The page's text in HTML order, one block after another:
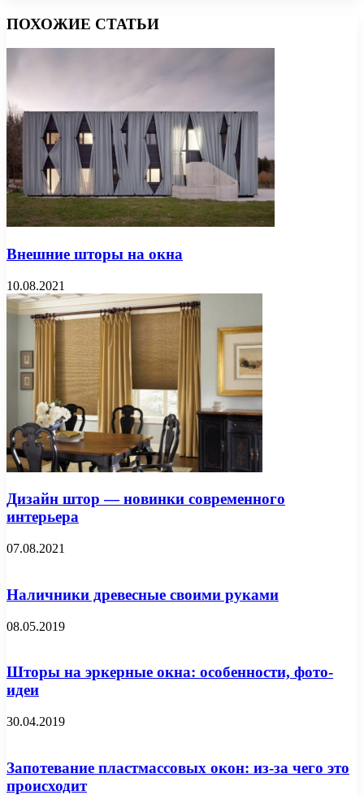
ПОХОЖИЕ СТАТЬИ
Внешние шторы на окна
10.08.2021
Дизайн штор — новинки современного
интерьера
07.08.2021
Наличники древесные своими руками
08.05.2019
Шторы на эркерные окна: особенности, фото-
идеи
30.04.2019
Запотевание пластмассовых окон: из-за чего это
происходит